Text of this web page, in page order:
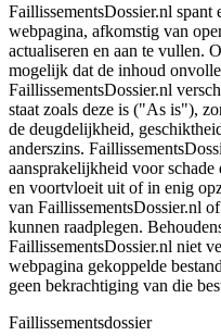
FaillissementsDossier.nl
webpagina, afkomstig van
actualiseren en aan te vullen.
mogelijk dat de inhoud
FaillissementsDossier.nl
staat zoals deze is ("As is"),
de deugdelijkheid,
anderszins.
aansprakelijkheid voor
en voortvloeit uit of in enig
van FaillissementsDossier.nl
kunnen raadplegen.
FaillissementsDossier.nl niet
webpagina gekoppelde
geen bekrachtiging van die
Faillissementsdossier